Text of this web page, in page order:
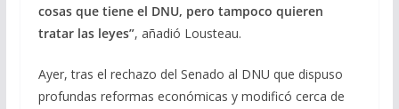
cosas que tiene el DNU, pero tampoco quieren
tratar las leyes”, añadió Lousteau.
Ayer, tras el rechazo del Senado al DNU que dispuso
profundas reformas económicas y modificó cerca de